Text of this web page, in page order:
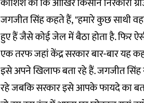
जगजीत सिंह कहते हैं, "हमारे कुछ साथी
हुए हैं जैसे कोई जेल में बैठा होता है. फिर
एक तरफ जहां केंद्र सरकार बार-बार यह
इसे अपने खिलाफ बता रहे हैं. जगजीत
रहे जबकि सरकार इसे आपके फायदे का बता